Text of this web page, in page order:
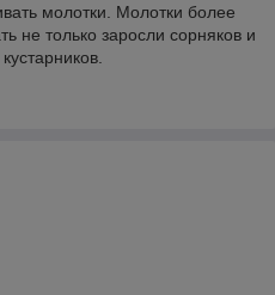
молотки. Молотки более
не только заросли сорняков и